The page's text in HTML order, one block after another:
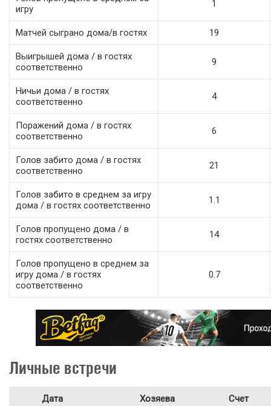
игру
1
Матчей сыграно дома/в гостях 19
Выигрышей дома / в гостях
соответственно
9
Ничьи дома / в гостях
соответственно
4
Поражений дома / в гостях
соответственно
6
Голов забито дома / в гостях
соответственно
21
Голов забито в среднем за игру
дома / в гостях соответственно
1.1
Голов пропущено дома / в
гостях соответственно
14
Голов пропущено в среднем за
игру дома / в гостях
соответственно
0.7
Личные встречи
Дата Хозяева Счет